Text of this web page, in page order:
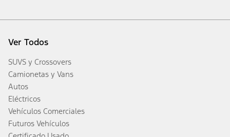
Ver Todos
SUVS y Crossovers
Camionetas y Vans
Autos
Eléctricos
Vehículos Comerciales
Futuros Vehículos